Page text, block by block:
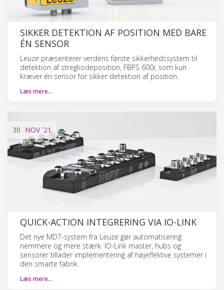
SIKKER DETEKTION AF POSITION MED BARE
ÉN SENSOR
Leuze præsenterer verdens første sikkerhedssystem til
detektion af stregkodeposition, FBPS 600i, som kun
kræver én sensor for sikker detektion af position.
Læs mere…
30 NOV'21
QUICK-ACTION INTEGRERING VIA IO-LINK
Det nye MD7-system fra Leuze gør automatisering
nemmere og mere stærk: IO-Link master, hubs og
sensorer tillader implementering af højeffektive systemer i
den smarte fabrik.
Læs mere…